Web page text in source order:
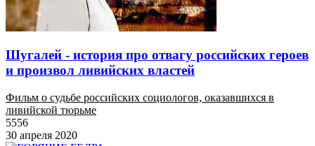
Шугалей - история про отвагу российских героев
и произвол ливийских властей
Фильм о судьбе российских социологов, оказавшихся в
ливийской тюрьме
5556
30 апреля 2020